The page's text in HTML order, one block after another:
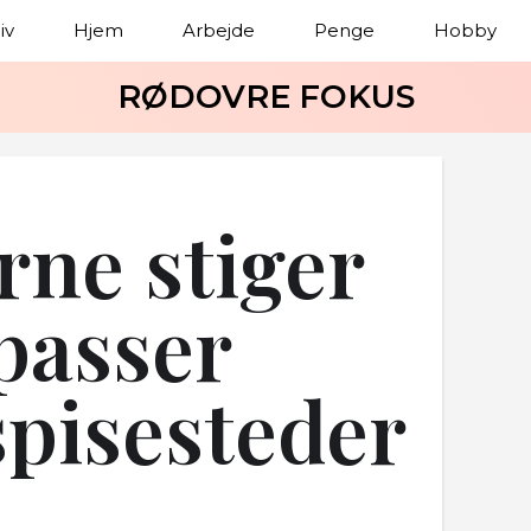
Hjem Arbejde Penge Hobby
RØDOVRE FOKUS
stiger